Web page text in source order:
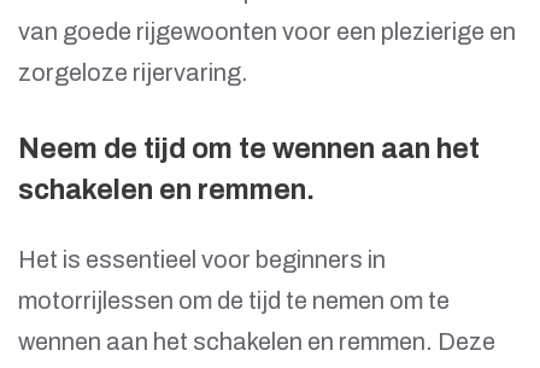
van goede rijgewoonten voor een plezierige en
zorgeloze rijervaring.
Neem de tijd om te wennen aan het
schakelen en remmen.
Het is essentieel voor beginners in
motorrijlessen om de tijd te nemen om te
wennen aan het schakelen en remmen. Deze